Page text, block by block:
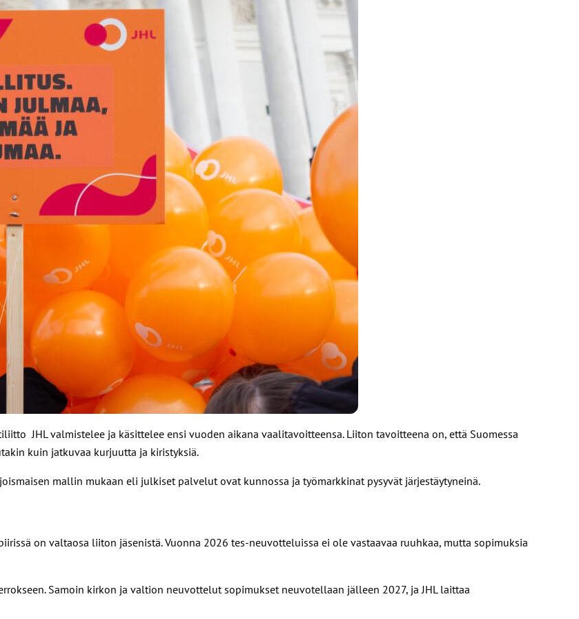
JHL valmistelee ja käsittelee ensi vuoden aikana vaalitavoitteensa. Liiton tavoitteena on, että Suomessa
kuin jatkuvaa kurjuutta ja kiristyksiä.
mallin mukaan eli julkiset palvelut ovat kunnossa ja työmarkkinat pysyvät järjestäytyneinä.
on valtaosa liiton jäsenistä. Vuonna 2026 tes-neuvotteluissa ei ole vastaavaa ruuhkaa, mutta sopimuksia
Samoin kirkon ja valtion neuvottelut sopimukset neuvotellaan jälleen 2027, ja JHL laittaa